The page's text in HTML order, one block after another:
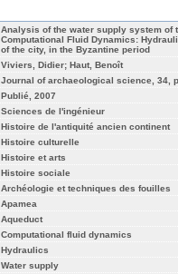
Analysis of the water supply system of
Computational Fluid Dynamics:
of the city, in the Byzantine period
Viviers, Didier; Haut, Benoît
Journal of archaeological science, 34,
Publié, 2007
Sciences de l'ingénieur
Histoire de l'antiquité ancien continent
Histoire culturelle
Histoire et arts
Histoire sociale
Archéologie et techniques des fouilles
Apamea
Aqueduct
Computational fluid dynamics
Hydraulics
Water supply